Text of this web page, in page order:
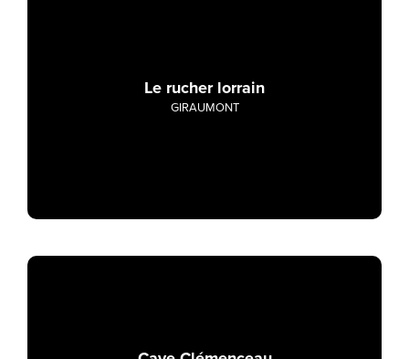
Le rucher lorrain
GIRAUMONT